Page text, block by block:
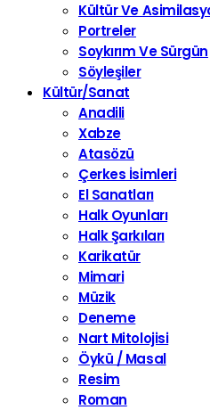
Kültür Ve
Portreler
Soykırım Ve Sürgün
Söyleşiler
Kültür/Sanat
Anadili
Xabze
Atasözü
Çerkes İsimleri
El Sanatları
Halk Oyunları
Halk Şarkıları
Karikatür
Mimari
Müzik
Deneme
Nart Mitolojisi
Öykü / Masal
Resim
Roman